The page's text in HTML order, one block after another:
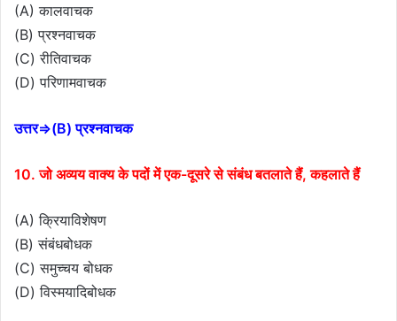
(A) कालवाचक
(B) प्रश्नवाचक
(C) रीतिवाचक
(D) परिणामवाचक
उत्तर⇒(B) प्रश्नवाचक
10. जो अव्यय वाक्य के पदों में एक-दूसरे से संबंध बतलाते हैं, कहलाते हैं
(A) क्रियाविशेषण
(B) संबंधबोधक
(C) समुच्चय बोधक
(D) विस्मयादिबोधक